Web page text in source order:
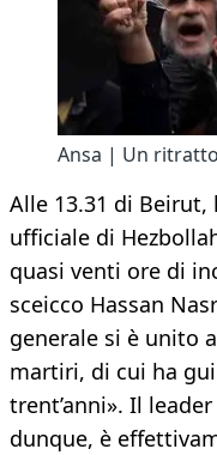
Ansa | Un
Alle 13.31 di Beirut,
ufficiale di
quasi venti ore di
sceicco Hassan
generale si è unito
martiri, di cui ha
trent’anni». Il
dunque, è